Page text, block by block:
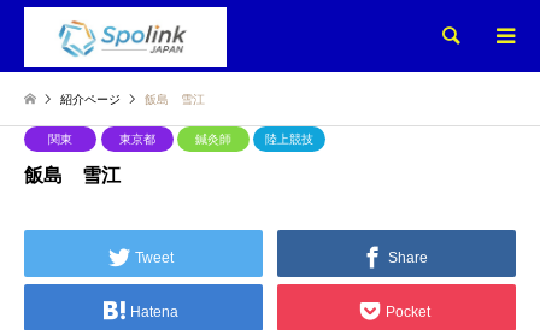
検索
紹介ページ 飯島 雪江
関東 東京都 鍼灸師 陸上競技
飯島 雪江
Tweet Share
Hatena Pocket